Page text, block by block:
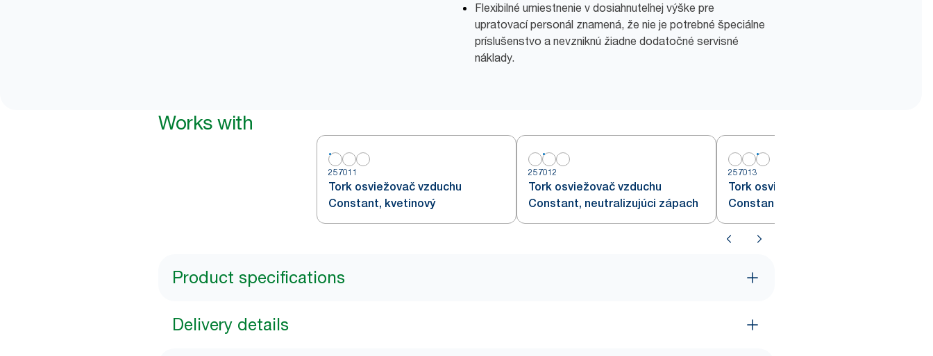
Flexibilné umiestnenie v dosiahnuteľnej výške pre
upratovací personál znamená, že nie je potrebné špeciálne
príslušenstvo a nevzniknú žiadne dodatočné servisné
náklady.
Works with
257011
Tork osviežovač vzduchu
Constant, kvetinový
257012
Tork osviežovač vzduchu
Constant, neutralizujúci zápach
257013
Tork osviežovač vzduchu
Constant, mix vôní
Product specifications
Delivery details